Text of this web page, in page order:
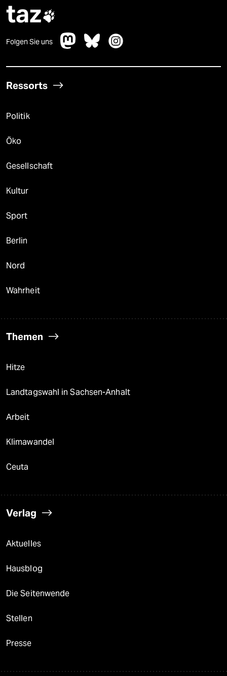
taz
Folgen Sie uns
Ressorts
Politik
Öko
Gesellschaft
Kultur
Sport
Berlin
Nord
Wahrheit
Themen
Hitze
Landtagswahl in Sachsen-Anhalt
Arbeit
Klimawandel
Ceuta
Verlag
Aktuelles
Hausblog
Die Seitenwende
Stellen
Presse